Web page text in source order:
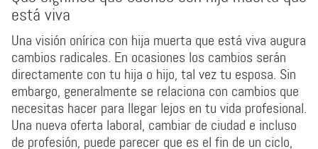
está viva
Una visión onírica con hija muerta que está viva augura
cambios radicales. En ocasiones los cambios serán
directamente con tu hija o hijo, tal vez tu esposa. Sin
embargo, generalmente se relaciona con cambios que
necesitas hacer para llegar lejos en tu vida profesional.
Una nueva oferta laboral, cambiar de ciudad e incluso
de profesión, puede parecer que es el fin de un ciclo,